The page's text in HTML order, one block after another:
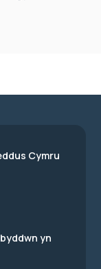
Cymru
yn